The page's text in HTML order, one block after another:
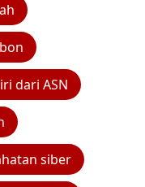
dari ASN
siber